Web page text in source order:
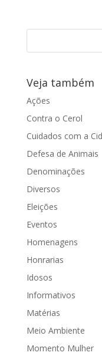
Veja também
Ações
Contra o Cerol
Cuidados com a
Defesa de Animais
Denominações
Diversos
Eleições
Eventos
Homenagens
Honrarias
Idosos
Informativos
Matérias
Meio Ambiente
Momento Mulher